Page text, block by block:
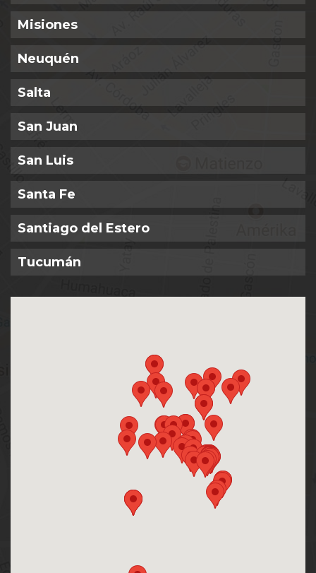
Misiones
Neuquén
Salta
San Juan
San Luis
Santa Fe
Santiago del Estero
Tucumán